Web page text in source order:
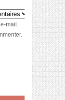
mail.